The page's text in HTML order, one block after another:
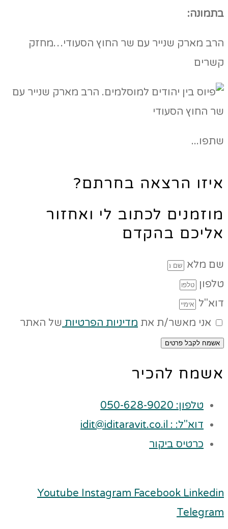
בתמונה:
הרב מארק שנייר עם שר החוץ הסעודי…מחזק
קשרים
שתפו...
איזו הרצאה בחרתם?
מוזמנים לכתוב לי ואחזור
אליכם בהקדם
שם מלא
טלפון
דוא"ל
אני מאשר/ת את מדיניות הפרטיות של האתר
אשמח לקבל פרטים
אשמח להכיר
טלפון: 050-628-9020
דוא"ל: : idit@iditaravit.co.il
כרטיס ביקור
Youtube Instagram Facebook Linkedin
Telegram